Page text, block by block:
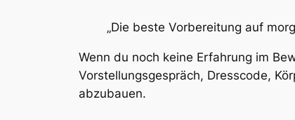
„Die beste Vorbereitung auf
Wenn du noch keine Erfahrung im
Vorstellungsgespräch, Dresscode,
abzubauen.